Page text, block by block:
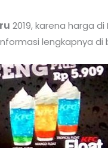
2019, karena harga
lengkapnya di